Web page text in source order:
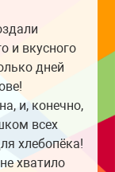
и вкусного
дней
и, конечно,
всех
хлебопёка!
хватило